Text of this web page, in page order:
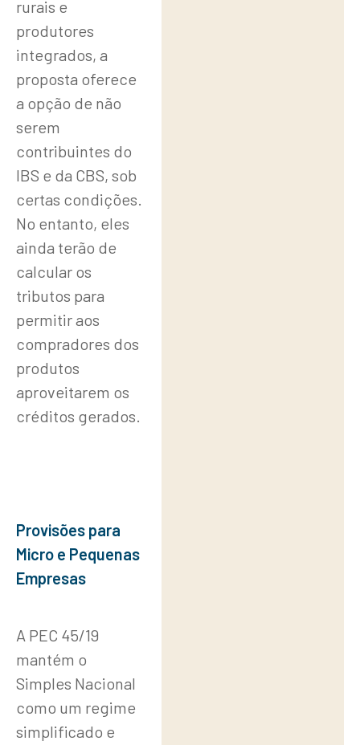
rurais e
produtores
integrados, a
proposta oferece
a opção de não
serem
contribuintes do
IBS e da CBS, sob
certas condições.
No entanto, eles
ainda terão de
calcular os
tributos para
permitir aos
compradores dos
produtos
aproveitarem os
créditos gerados.
Provisões para
Micro e Pequenas
Empresas
A PEC 45/19
mantém o
Simples Nacional
como um regime
simplificado e